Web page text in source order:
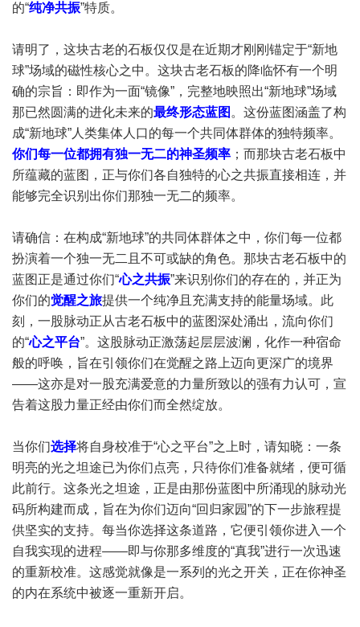
的“纯净共振”特质。
请明了，这块古老的石板仅仅是在近期才刚刚锚定于“新地
球”场域的磁性核心之中。这块古老石板的降临怀有一个明
确的宗旨：即作为一面“镜像”，完整地映照出“新地球”场域
那已然圆满的进化未来的最终形态蓝图 。这份蓝图涵盖了构
成“新地球”人类集体人口的每一个共同体群体的独特频率。
你们每一位都拥有独一无二的神圣频率 ；而那块古老石板中
所蕴藏的蓝图，正与你们各自独特的心之共振直接相连，并
能够完全识别出你们那独一无二的频率。
请确信：在构成“新地球”的共同体群体之中，你们每一位都
扮演着一个独一无二且不可或缺的角色。那块古老石板中的
蓝图正是通过你们“心之共振”来识别你们的存在的，并正为
你们的觉醒之旅提供一个纯净且充满支持的能量场域。此
刻，一股脉动正从古老石板中的蓝图深处涌出，流向你们
的“心之平台”。这股脉动正激荡起层层波澜，化作一种宿命
般的呼唤，旨在引领你们在觉醒之路上迈向更深广的境界
——这亦是对一股充满爱意的力量所致以的强有力认可，宣
告着这股力量正经由你们而全然绽放。
当你们选择将自身校准于“心之平台”之上时，请知晓：一条
明亮的光之坦途已为你们点亮，只待你们准备就绪，便可循
此前行。这条光之坦途，正是由那份蓝图中所涌现的脉动光
码所构建而成，旨在为你们迈向“回归家园”的下一步旅程提
供坚实的支持。每当你选择这条道路，它便引领你进入一个
自我实现的进程——即与你那多维度的“真我”进行一次迅速
的重新校准。这感觉就像是一系列的光之开关，正在你神圣
的内在系统中被逐一重新开启。